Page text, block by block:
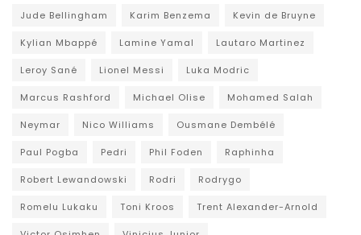
Jude Bellingham Karim Benzema Kevin de Bruyne
Kylian Mbappé Lamine Yamal Lautaro Martinez
Leroy Sané Lionel Messi Luka Modric
Marcus Rashford Michael Olise Mohamed Salah
Neymar Nico Williams Ousmane Dembélé
Paul Pogba Pedri Phil Foden Raphinha
Robert Lewandowski Rodri Rodrygo
Romelu Lukaku Toni Kroos Trent Alexander-Arnold